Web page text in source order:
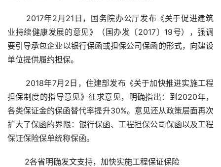
业持续健康发展的意见》（国办发〔2017〕19号），强调
要引导承包企业以银行保函或担保公司保函的形式，向建设
单位提供履约担保。
担保制度的指导意见》征求意见，明确指出：到2020年，
各类保证金的保函替代率提升30%。意见还从政策层面再次
扩大了保函的界限：银行保函、工程担保公司保函以及工程
保证保险保单统称保函。
       2各省明确发文支持，加快实施工程保证保险